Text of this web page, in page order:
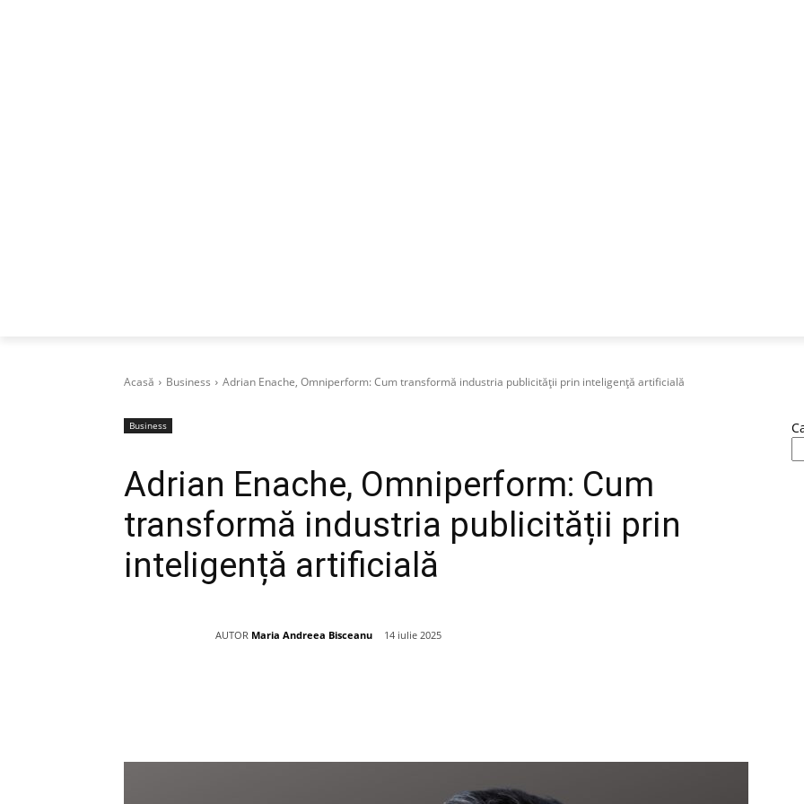
Acasă Business Adrian Enache, Omniperform: Cum transformă industria publicității prin inteligență artificială
Business
Adrian Enache, Omniperform: Cum
transformă industria publicității prin
inteligență artificială
AUTOR Maria Andreea Bisceanu 14 iulie 2025